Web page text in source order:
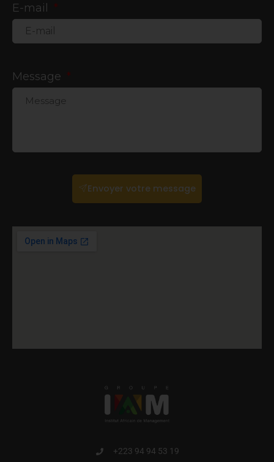
E-mail
Message
Envoyer votre message
+223 94 94 53 19